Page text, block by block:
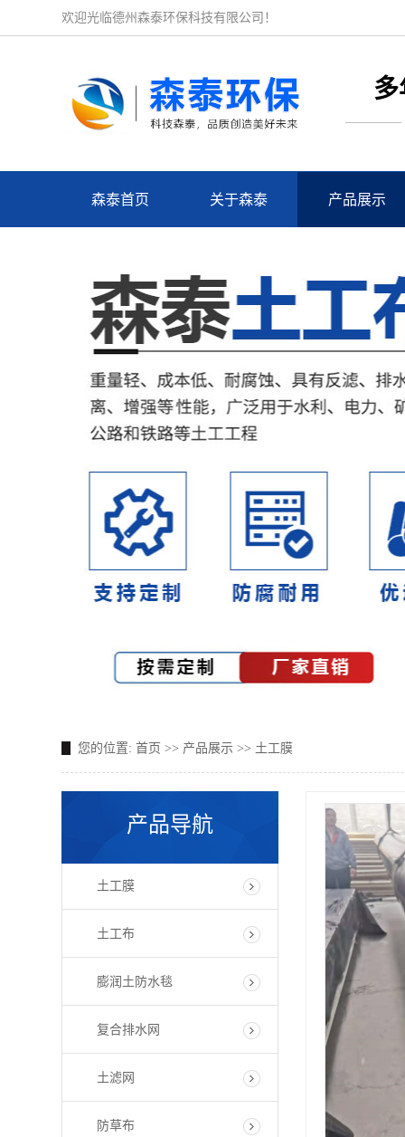
欢迎光临德州森泰环保科技有限公司！
森泰首页 关于森泰 产品展示
您的位置: 首页 >> 产品展示 >> 土工膜
产品导航
土工膜
土工布
膨润土防水毯
复合排水网
土滤网
防草布